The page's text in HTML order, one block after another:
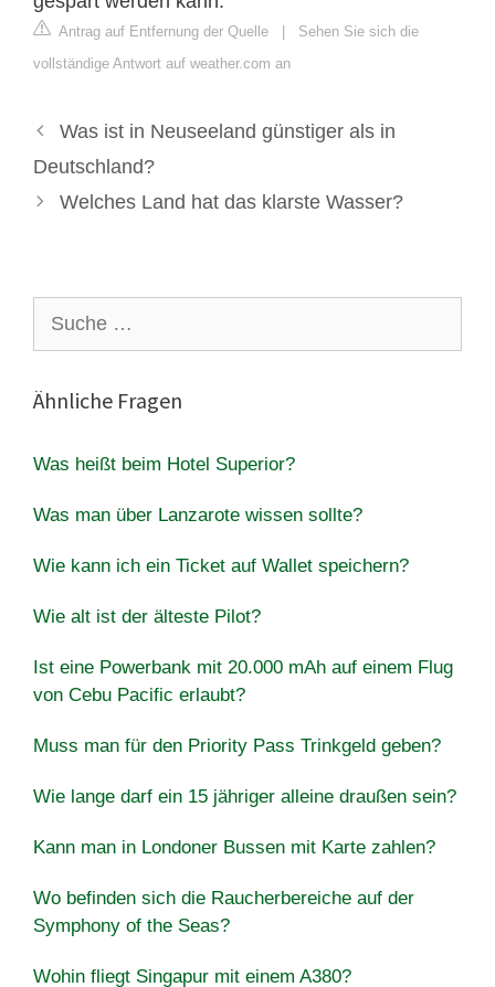
Antrag auf Entfernung der Quelle | Sehen Sie sich die
vollständige Antwort auf weather.com an
Was ist in Neuseeland günstiger als in
Deutschland?
Welches Land hat das klarste Wasser?
nach:
Ähnliche Fragen
Was heißt beim Hotel Superior?
Was man über Lanzarote wissen sollte?
Wie kann ich ein Ticket auf Wallet speichern?
Wie alt ist der älteste Pilot?
Ist eine Powerbank mit 20.000 mAh auf einem Flug
von Cebu Pacific erlaubt?
Muss man für den Priority Pass Trinkgeld geben?
Wie lange darf ein 15 jähriger alleine draußen sein?
Kann man in Londoner Bussen mit Karte zahlen?
Wo befinden sich die Raucherbereiche auf der
Symphony of the Seas?
Wohin fliegt Singapur mit einem A380?